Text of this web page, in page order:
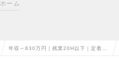
ホーム
年収～830万円｜残業20H以下｜定着率